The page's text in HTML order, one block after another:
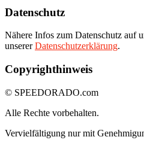
Datenschutz
Nähere Infos zum Datenschutz auf
unsererDatenschutzerklärung.
Copyrighthinweis
© SPEEDORADO.com
Alle Rechte vorbehalten.
Vervielfältigung nur mit